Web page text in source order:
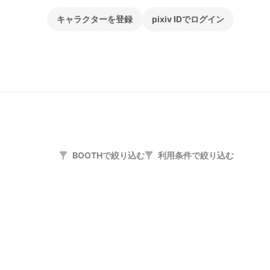
キャラクターを登録 pixiv IDでログイン
BOOTHで絞り込む 利用条件で絞り込む